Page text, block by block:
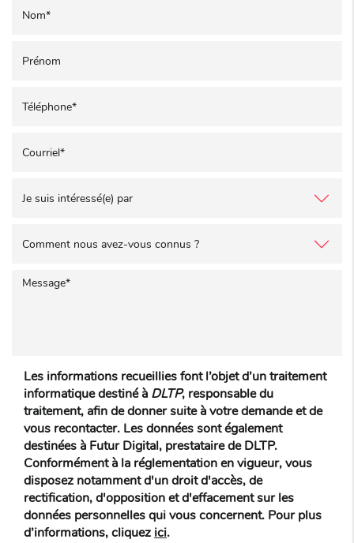
Les informations recueillies font l’objet d’un traitement
informatique destiné à DLTP, responsable du
traitement, afin de donner suite à votre demande et de
vous recontacter. Les données sont également
destinées à Futur Digital, prestataire de DLTP.
Conformément à la réglementation en vigueur, vous
disposez notamment d'un droit d'accès, de
rectification, d'opposition et d'effacement sur les
données personnelles qui vous concernent. Pour plus
d’informations, cliquez ici.